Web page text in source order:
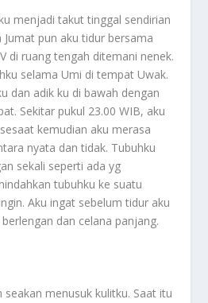
menjadi takut tinggal sendirian
pun aku tidur bersama
di ruang tengah ditemani nenek.
selama Umi di tempat Uwak.
dan adik ku di bawah dengan
Sekitar pukul 23.00 WIB, aku
kemudian aku merasa
nyata dan tidak. Tubuhku
sekali seperti ada yg
tubuhku ke suatu
Aku ingat sebelum tidur aku
dan celana panjang.
seakan menusuk kulitku. Saat itu